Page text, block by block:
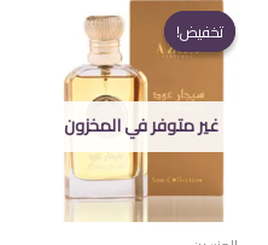
تخفيض!
غير متوفر في المخزون
تخفيض!